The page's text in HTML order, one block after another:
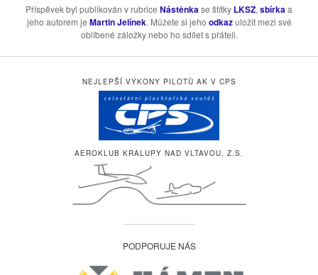
Příspěvek byl publikován v rubrice Nástěnkase štítky LKSZ, sbírkaa
jeho autorem je Martin Jelínek. Můžete si jeho odkazuložit mezi své
oblíbené záložky nebo ho sdílet s přáteli.
NEJLEPŠÍ VÝKONY PILOTŮ AK V CPS
AEROKLUB KRALUPY NAD VLTAVOU, Z.S.
PODPORUJE NÁS